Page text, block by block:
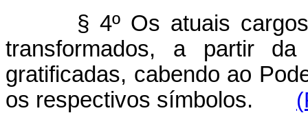
§ 4º Os atuais
transformados, a partir
gratificadas, cabendo ao
os respectivos símbolos.